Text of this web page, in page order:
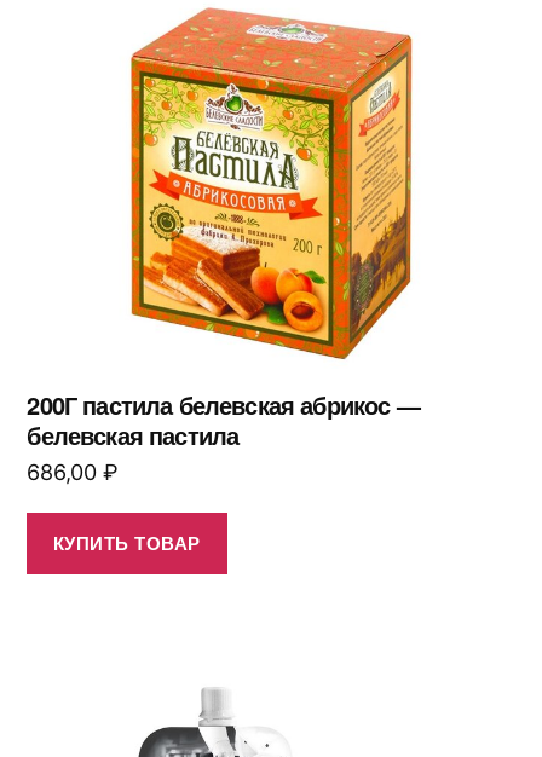
200Г пастила белевская абрикос —
белевская пастила
686,00 ₽
КУПИТЬ ТОВАР